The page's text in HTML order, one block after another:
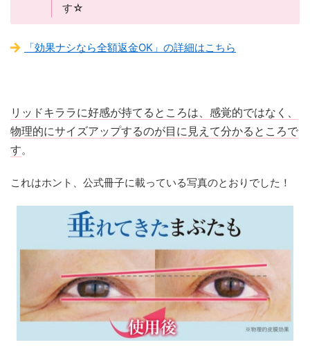
す☆
「効果ナシなら全額返金OK」の詳細はこちら
リッドキララに好感が持てるところは、感覚的ではなく、
物理的にサイズアップするのが目に見えて分かるところで
す。
これはホント、公式冊子に載っている写真のとおりでした！